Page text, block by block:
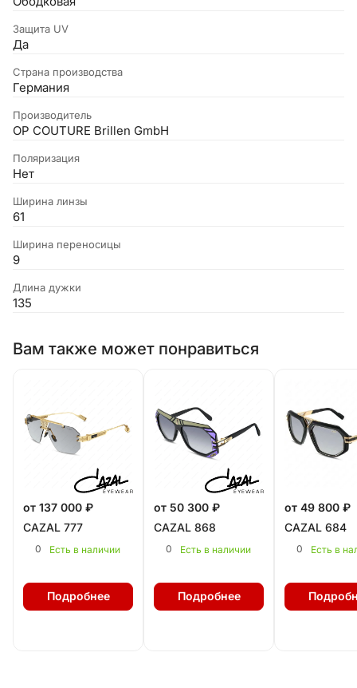
Защита UV
Да
Страна производства
Германия
Производитель
OP COUTURE Brillen GmbH
Поляризация
Нет
Ширина линзы
61
Ширина переносицы
9
Длина дужки
135
Вам также может понравиться
от 137 000 ₽
CAZAL 777
0 Есть в наличии
Подробнее
от 50 300 ₽
CAZAL 868
0 Есть в наличии
Подробнее
от 49 800 ₽
CAZAL 684
0 Есть в